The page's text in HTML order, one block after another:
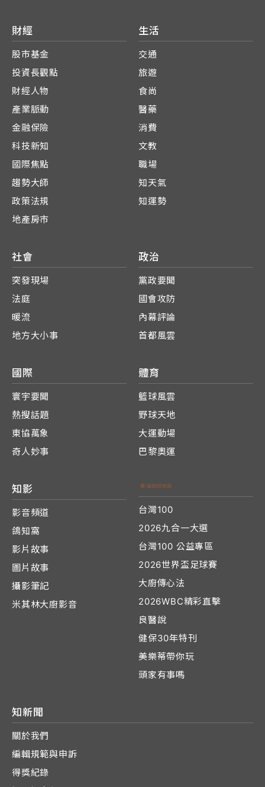
財經
股市基金
投資長觀點
財經人物
產業脈動
金融保險
科技新知
國際焦點
趨勢大師
政策法規
地產房市
生活
交通
旅遊
食尚
醫藥
消費
文教
職場
知天氣
知運勢
社會
突發現場
法庭
暖流
地方大小事
政治
黨政要聞
國會攻防
內幕評論
首都風雲
國際
寰宇要聞
熱搜話題
東協萬象
奇人妙事
體育
籃球風雲
野球天地
大運動場
巴黎奧運
知影
影音頻道
鴿知窩
影片故事
圖片故事
攝影筆記
米其林大廚影音
台灣100
2026九合一大選
台灣100 公益專區
2026世界盃足球賽
大廚傳心法
2026WBC精彩直擊
良醫說
健保30年特刊
美樂蒂帶你玩
頭家有事嗎
知新聞
關於我們
編輯規範與申訴
得獎紀錄